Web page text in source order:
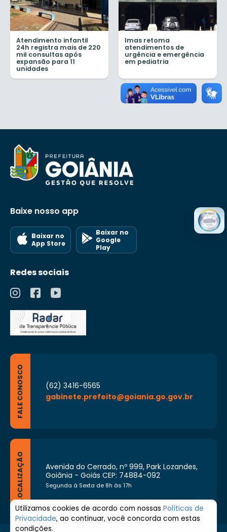
Atendimento infantil
24h registra mais de 220
mil consultas após
expansão para 11
unidades
Imas retoma
atendimentos de
urgência e emergência
em pediatria
Baixe nosso app
Baixar no
App Store
Baixar no
Google
Play
Redes sociais
FALE CONOSCO
(62) 3416-6565
gabinete.prefeito@goiania.go.gov.br
LOCALIZAÇÃO
Avenida do Cerrado, nº 999, Park Lozandes,
Goiânia - Goiás CEP: 74884-092
Segunda à Sexta de 8h às 17h
Utilizamos cookies de acordo com nossas Políticas de
Privacidade, ao continuar, você concorda com estas
condições.